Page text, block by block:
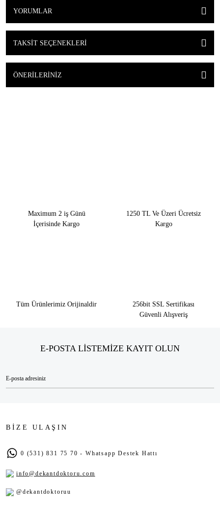
YORUMLAR
TAKSIT SEÇENEKLERI
ÖNERILERINIZ
Maximum 2 iş Günü
İçerisinde Kargo
1250 TL Ve Üzeri Ücretsiz
Kargo
Tüm Ürünlerimiz Orijinaldir
256bit SSL Sertifikası
Güvenli Alışveriş
E-POSTA LİSTEMİZE KAYIT OLUN
BİZE ULAŞIN
0 (531) 831 75 70 - Whatsapp Destek Hattı
info@dekantdoktoru.com
@dekantdoktoruu